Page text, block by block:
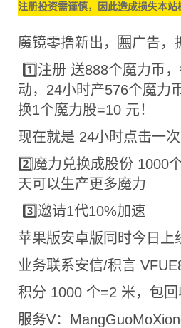
注册投资需谨慎，因此造成损失本站
魔镜零撸新出，🈚️广告，
1️⃣注册 送888个魔力币
动，24小时产576个魔力
换1个魔力股=10 元！
现在就是 24小时点击一
2️⃣魔力兑换成股份 1000
天可以生产更多魔力
3️⃣邀请1代10%加速
苹果版安卓版同时今日上
业务联系安信/积言
积分 1000 个=2 米，包
服务V：